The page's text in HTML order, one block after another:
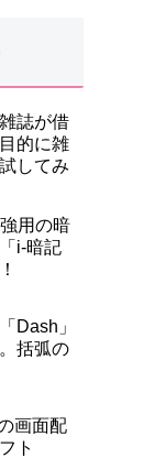
誌が借
的に雑
してみ
用の暗
i-暗記
Dash」
括弧の
画面配
ト